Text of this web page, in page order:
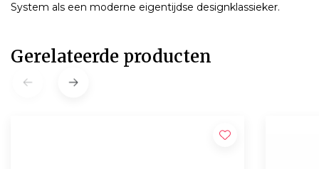
System als een moderne eigentijdse designklassieker.
Gerelateerde producten